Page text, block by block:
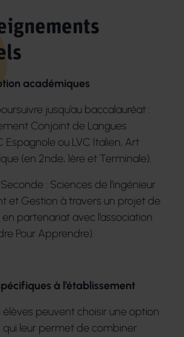
académiques
jusqu’au baccalauréat :
Conjoint de Langues
Espagnole ou LVC Italien, Art
(en 2nde, 1ère et Terminale).
: Sciences de l’ingénieur
et Gestion à travers un projet de
partenariat avec l’association
Pour Apprendre).
à l’établissement
élèves peuvent choisir une option
qui leur permet de combiner